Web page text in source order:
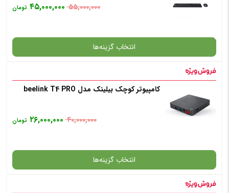
✧ چت با پشتیبان واتس آپ
۵۵,۰۰۰,۰۰۰ ۴۵,۰۰۰,۰۰۰ تومان
انتخاب گزینه‌ها
✧ چت با پشتیبان واتس آپ
کامپیوتر کوچک بیلینک مدل beelink T4 PRO
۴۰,۰۰۰,۰۰۰ ۲۶,۰۰۰,۰۰۰ تومان
انتخاب گزینه‌ها